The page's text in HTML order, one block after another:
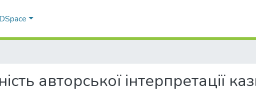
авторської інтерпретації